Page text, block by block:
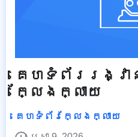
គេហទំព័ររង្វា
ក្លែងក្លាយ
គេហទំព័រក្លែងក្លាយ